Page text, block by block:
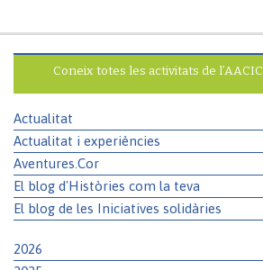
Coneix totes les activitats de l’AACIC
Actualitat
Actualitat i experiències
Aventures.Cor
El blog d'Històries com la teva
El blog de les Iniciatives solidàries
2026